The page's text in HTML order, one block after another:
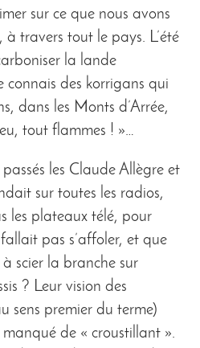
sur ce que nous avons
à travers tout le pays. L’été
la lande
connais des korrigans qui
dans les Monts d’Arrée,
tout flammes ! »…
les Claude Allègre et
sur toutes les radios,
les plateaux télé, pour
pas s’affoler, et que
à scier la branche sur
? Leur vision des
sens premier du terme)
de « croustillant ».